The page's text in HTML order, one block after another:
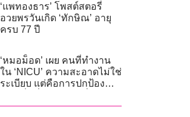
‘แพทองธาร’ โพสต์สตอรี่
อวยพรวันเกิด ‘ทักษิณ’ อายุ
ครบ 77 ปี
‘หมอม็อด’ เผย คนที่ทำงาน
ใน ‘NICU’ ความสะอาดไม่ใช่
ระเบียบ แต่คือการปกป้อง